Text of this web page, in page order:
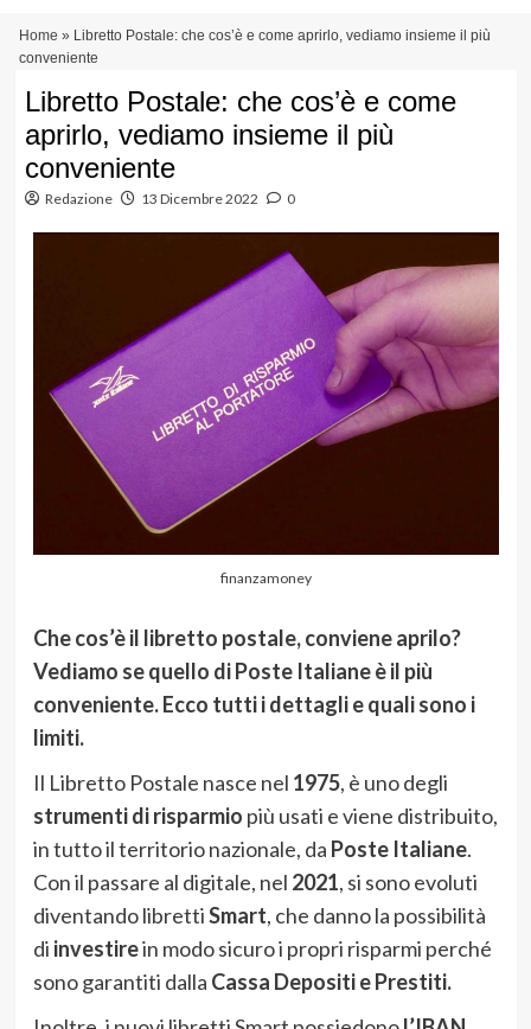
principale
Home » Libretto Postale: che cos’è e come aprirlo, vediamo insieme il più
conveniente
Libretto Postale: che cos’è e come
aprirlo, vediamo insieme il più
conveniente
Redazione 13 Dicembre 2022 0
finanzamoney
Che cos’è il libretto postale, conviene aprilo?
Vediamo se quello di Poste Italiane è il più
conveniente. Ecco tutti i dettagli e quali sono i
limiti.
Il Libretto Postale nasce nel 1975, è uno degli
strumenti di risparmio più usati e viene distribuito,
in tutto il territorio nazionale, da Poste Italiane.
Con il passare al digitale, nel 2021, si sono evoluti
diventando librettiSmart, che danno la possibilità
di investirein modo sicuro i propri risparmi perché
sono garantiti dalla Cassa Depositi e Prestiti.